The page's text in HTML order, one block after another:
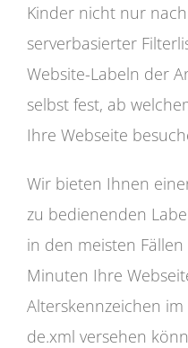
Kinder nicht nur
serverbasierter
Website-Labeln der
selbst fest, ab
Ihre Webseite
Wir bieten Ihnen
zu bedienenden
in den meisten
Minuten Ihre
Alterskennzeichen
de.xml versehen